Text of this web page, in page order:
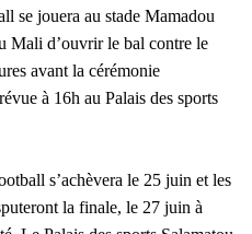
se jouera au stade Mamadou
Mali d’ouvrir le bal contre le
avant la cérémonie
à 16h au Palais des sports
s’achèvera le 25 juin et les
la finale, le 27 juin à